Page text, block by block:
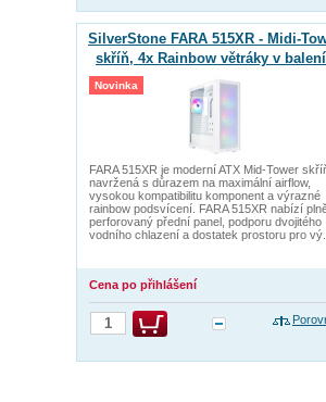
SilverStone FARA 515XR - Midi-
skříň, 4x Rainbow větráky v
tvrzené sklo, bílá
FARA 515XR je moderní ATX Mid-Tower
navržená s důrazem na maximální airflow,
vysokou kompatibilitu komponent a výrazné
rainbow podsvícení. FARA 515XR nabízí
perforovaný přední panel, podporu dvojitého
vodního chlazení a dostatek prostoru pro
Cena po přihlášení
Novinka